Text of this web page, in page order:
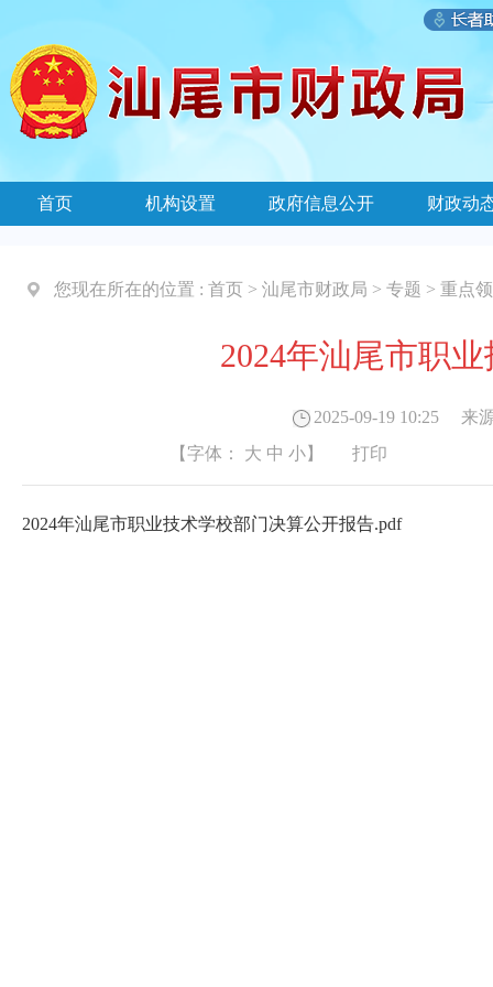
首页 机构设置 政府信息公开 财政动
您现在所在的位置 : 首页 > 汕尾市财政局 > 专题 > 重点
2024年汕尾市职
2025-09-19 10:25 来
【字体： 大 中 小】 打印
2024年汕尾市职业技术学校部门决算公开报告.pdf